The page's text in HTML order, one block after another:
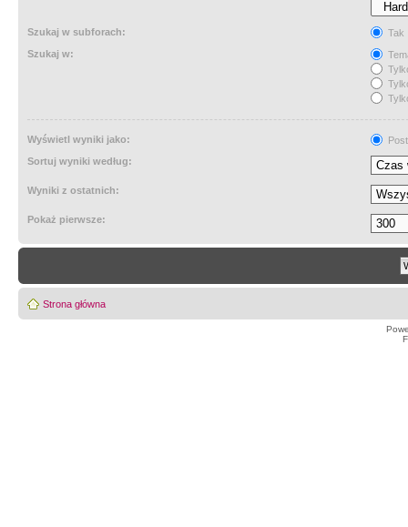
Szukaj w subforach:
Tak
Szukaj w:
Wyświetl wyniki jako:
Sortuj wyniki według:
Wyniki z ostatnich:
Pokaż pierwsze:
Strona główna